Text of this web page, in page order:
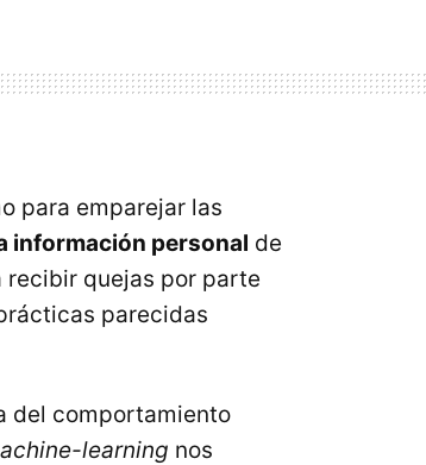
para emparejar las
información personal de
recibir quejas por parte
parecidas
del comportamiento
learning nos